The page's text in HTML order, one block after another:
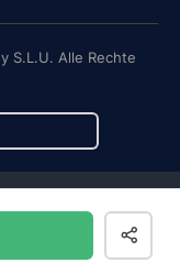
S.L.U. Alle Rechte